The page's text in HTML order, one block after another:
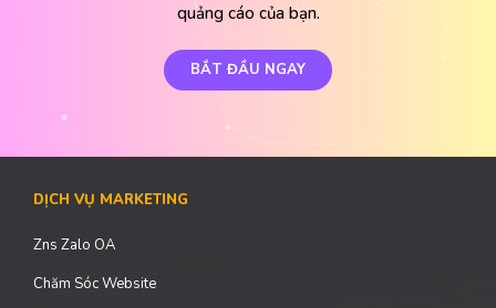
quảng cáo của bạn.
BẮT ĐẦU NGAY
DỊCH VỤ MARKETING
Zns Zalo OA
Chăm Sóc Website